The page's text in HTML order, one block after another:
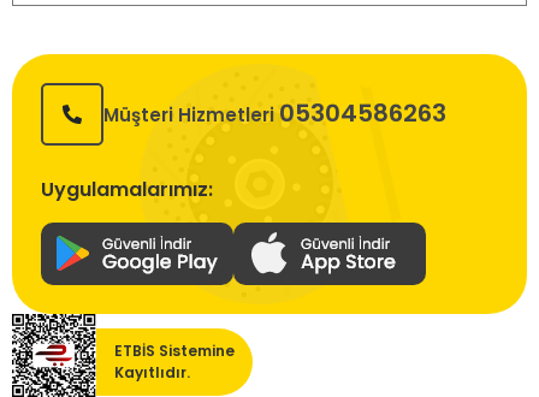
Müşteri Hizmetleri 05304586263
Uygulamalarımız:
ETBİS Sistemine
Kayıtlıdır.